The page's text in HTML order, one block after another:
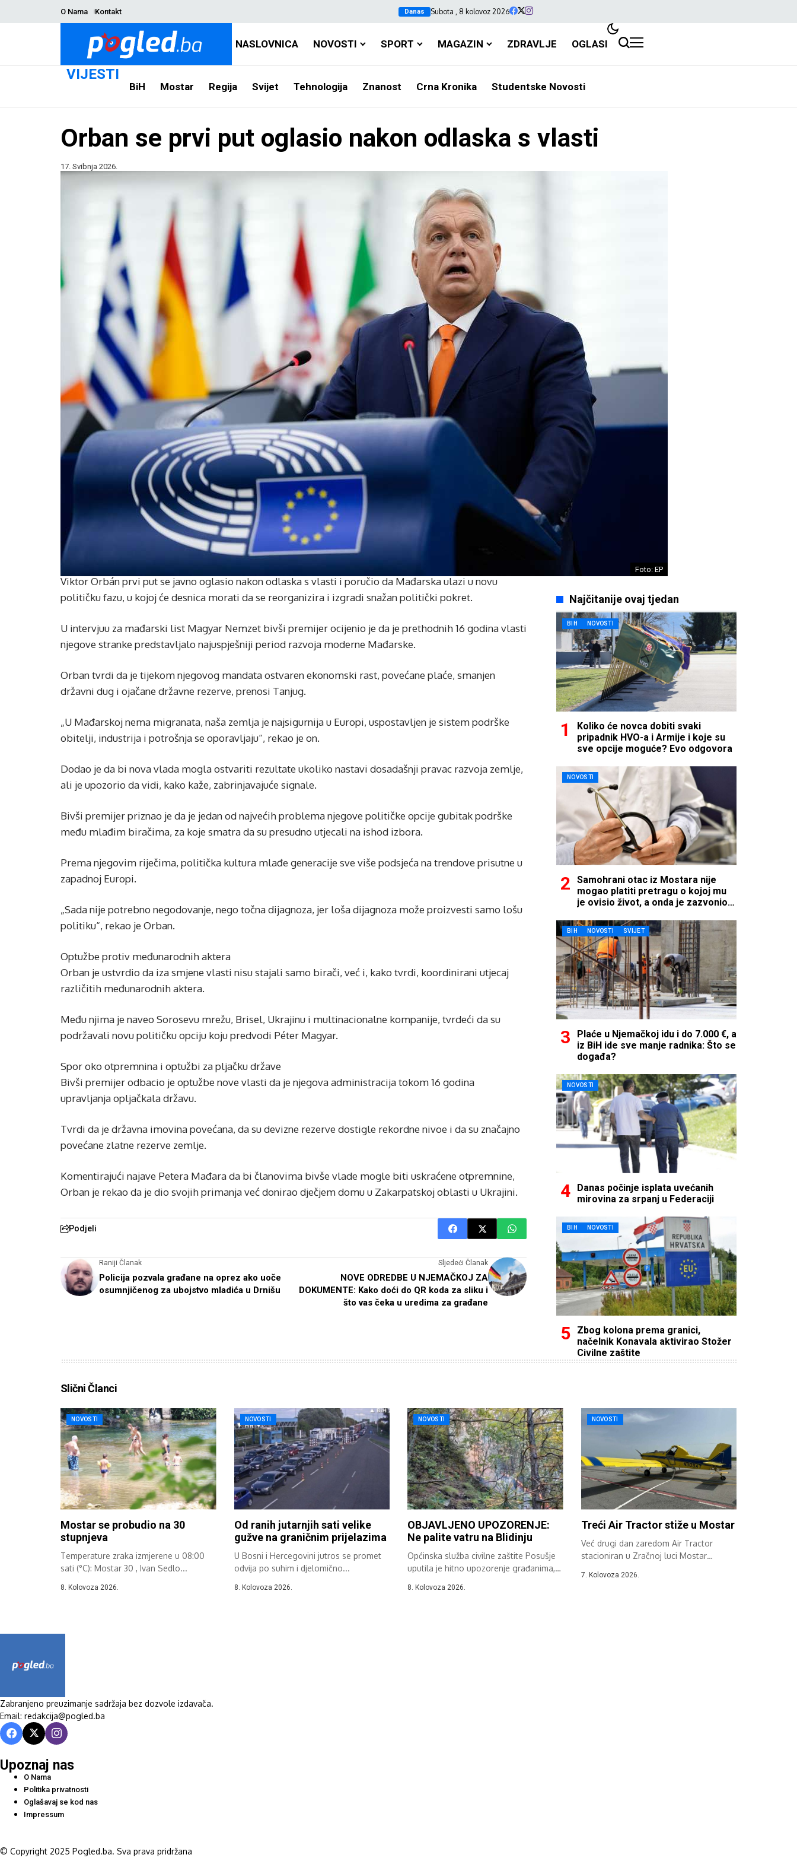
O Nama Kontakt Danas Subota , 8 kolovoz 2026
NASLOVNICA NOVOSTI SPORT MAGAZIN ZDRAVLJE OGLASI
VIJESTI
BiH Mostar Regija Svijet Tehnologija Znanost Crna Kronika Studentske Novosti
Orban se prvi put oglasio nakon odlaska s vlasti
17. Svibnja 2026.
Foto: EP
Viktor Orbán prvi put se javno oglasio nakon odlaska s vlasti i poručio da Mađarska ulazi u novu
političku fazu, u kojoj će desnica morati da se reorganizira i izgradi snažan politički pokret.
U intervjuu za mađarski list Magyar Nemzet bivši premijer ocijenio je da je prethodnih 16 godina vlasti
njegove stranke predstavljalo najuspješniji period razvoja moderne Mađarske.
Orban tvrdi da je tijekom njegovog mandata ostvaren ekonomski rast, povećane plaće, smanjen
državni dug i ojačane državne rezerve, prenosi Tanjug.
„U Mađarskoj nema migranata, naša zemlja je najsigurnija u Europi, uspostavljen je sistem podrške
obitelji, industrija i potrošnja se oporavljaju“, rekao je on.
Dodao je da bi nova vlada mogla ostvariti rezultate ukoliko nastavi dosadašnji pravac razvoja zemlje,
ali je upozorio da vidi, kako kaže, zabrinjavajuće signale.
Bivši premijer priznao je da je jedan od najvećih problema njegove političke opcije gubitak podrške
među mlađim biračima, za koje smatra da su presudno utjecali na ishod izbora.
Prema njegovim riječima, politička kultura mlađe generacije sve više podsjeća na trendove prisutne u
zapadnoj Europi.
„Sada nije potrebno negodovanje, nego točna dijagnoza, jer loša dijagnoza može proizvesti samo lošu
politiku“, rekao je Orban.
Optužbe protiv međunarodnih aktera
Orban je ustvrdio da iza smjene vlasti nisu stajali samo birači, već i, kako tvrdi, koordinirani utjecaj
različitih međunarodnih aktera.
Među njima je naveo Sorosevu mrežu, Brisel, Ukrajinu i multinacionalne kompanije, tvrdeći da su
podržavali novu političku opciju koju predvodi Péter Magyar.
Spor oko otpremnina i optužbi za pljačku države
Bivši premijer odbacio je optužbe nove vlasti da je njegova administracija tokom 16 godina
upravljanja opljačkala državu.
Tvrdi da je državna imovina povećana, da su devizne rezerve dostigle rekordne nivoe i da su značajno
povećane zlatne rezerve zemlje.
Komentirajući najave Petera Mađara da bi članovima bivše vlade mogle biti uskraćene otpremnine,
Orban je rekao da je dio svojih primanja već donirao dječjem domu u Zakarpatskoj oblasti u Ukrajini.
Podjeli
Raniji Članak
Policija pozvala građane na oprez ako uoče
osumnjičenog za ubojstvo mladića u Drnišu
Sljedeći Članak
NOVE ODREDBE U NJEMAČKOJ ZA
DOKUMENTE: Kako doći do QR koda za sliku i
što vas čeka u uredima za građane
Najčitanije ovaj tjedan
BIH NOVOSTI
Koliko će novca dobiti svaki
pripadnik HVO-a i Armije i koje su
sve opcije moguće? Evo odgovora
NOVOSTI
Samohrani otac iz Mostara nije
mogao platiti pretragu o kojoj mu
je ovisio život, a onda je zazvonio
BIH NOVOSTI SVIJET
Plaće u Njemačkoj idu i do 7.000 €, a
iz BiH ide sve manje radnika: Što se
događa?
NOVOSTI
Danas počinje isplata uvećanih
mirovina za srpanj u Federaciji
BIH NOVOSTI
Zbog kolona prema granici,
načelnik Konavala aktivirao Stožer
Civilne zaštite
Slični Članci
NOVOSTI
Mostar se probudio na 30
stupnjeva
Temperature zraka izmjerene u 08:00
sati (°C): Mostar 30 , Ivan Sedlo...
8. Kolovoza 2026.
NOVOSTI
Od ranih jutarnjih sati velike
gužve na graničnim prijelazima
U Bosni i Hercegovini jutros se promet
odvija po suhim i djelomično...
8. Kolovoza 2026.
NOVOSTI
OBJAVLJENO UPOZORENJE:
Ne palite vatru na Blidinju
Općinska služba civilne zaštite Posušje
uputila je hitno upozorenje građanima,
8. Kolovoza 2026.
NOVOSTI
Treći Air Tractor stiže u Mostar
Već drugi dan zaredom Air Tractor
stacioniran u Zračnoj luci Mostar
7. Kolovoza 2026.
Zabranjeno preuzimanje sadržaja bez dozvole izdavača.
Email: redakcija@pogled.ba
Upoznaj nas
O Nama
Politika privatnosti
Oglašavaj se kod nas
Impressum
© Copyright 2025 Pogled.ba. Sva prava pridržana